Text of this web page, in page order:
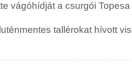
vágóhídját a csurgói
tallérokat hívott